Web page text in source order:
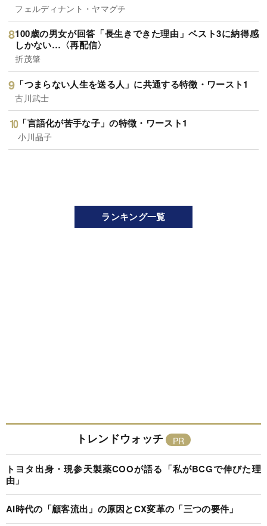
フェルディナント・ヤマグチ
100歳の男女が回答「長生きできた理由」ベスト3に納得感
しかない…〈再配信〉
折茂肇
「つまらない人生を送る人」に共通する特徴・ワースト1
古川武士
「言語化が苦手な子」の特徴・ワースト1
小川晶子
ランキング一覧
トレンドウォッチ
トヨタ出身・現参天製薬COOが語る「私がBCGで伸びた理
由」
AI時代の「顧客流出」の原因とCX変革の「三つの要件」